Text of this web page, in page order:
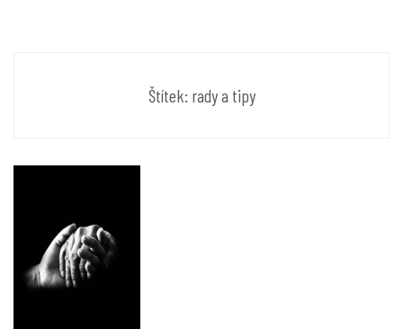
Štítek: rady a tipy